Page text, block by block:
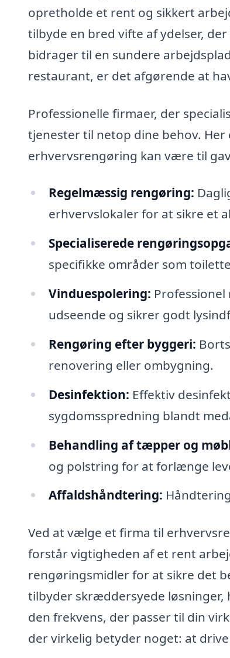
opretholde et rent og sikkert
tilbyde en bred vifte af ydelser,
bidrager til en sundere
restaurant, er det afgørende at
Professionelle firmaer, der
tjenester til netop dine behov.
erhvervsrengøring kan være til
Regelmæssig rengøring:
erhvervslokaler for at sikre et
Specialiserede
specifikke områder som
Vinduespolering:
udseende og sikrer godt
Rengøring efter byggeri:
renovering eller ombygning.
Desinfektion: Effektiv
sygdomsspredning blandt
Behandling af tæpper og
og polstring for at forlænge
Affaldshåndtering:
Ved at vælge et firma til
forstår vigtigheden af et rent
rengøringsmidler for at sikre det
tilbyder skræddersyede løsninger,
den frekvens, der passer til din
der virkelig betyder noget: at